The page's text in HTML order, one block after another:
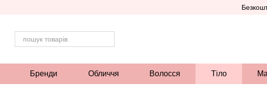
Бренди Обличчя Волосся Тіло